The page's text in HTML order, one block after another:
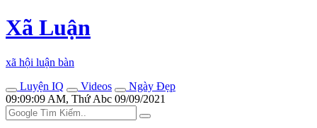
Xã Luận
xã hội luận bàn
Luyện IQ
Videos
Ngày Đẹp
09:09:09 AM, Thứ Abc 09/09/2021